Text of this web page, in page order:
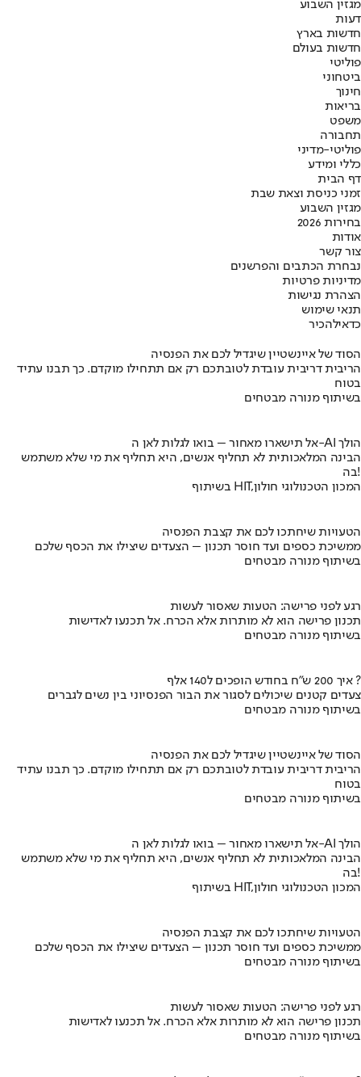
מגזין השבוע
דעות
חדשות בארץ
חדשות בעולם
פוליטי
ביטחוני
חינוך
בריאות
משפט
תחבורה
פוליטי-מדיני
כללי ומידע
דף הבית
זמני כניסת וצאת שבת
מגזין השבוע
בחירות 2026
אודות
צור קשר
נבחרת הכתבים והפרשנים
מדיניות פרטיות
הצהרת נגישות
תנאי שימוש
כדאילהכיר
הסוד של איינשטיין שיגדיל לכם את הפנסיה
הריבית דריבית עובדת לטובתכם רק אם תתחילו מוקדם. כך תבנו עתיד
בטוח
בשיתוף מנורה מבטחים
אל תישארו מאחור – בואו לגלות לאן ה-AI הולך
הבינה המלאכותית לא תחליף אנשים, היא תחליף את מי שלא משתמש
בה!
בשיתוף HIT,המכון הטכנולוגי חולון
הטעויות שיחתכו לכם את קצבת הפנסיה
ממשיכת כספים ועד חוסר תכנון – הצעדים שיצילו את הכסף שלכם
בשיתוף מנורה מבטחים
רגע לפני פרישה: הטעות שאסור לעשות
תכנון פרישה הוא לא מותרות אלא הכרח. אל תכנעו לאדישות
בשיתוף מנורה מבטחים
איך 200 ש"ח בחודש הופכים ל140 אלף ?
צעדים קטנים שיכולים לסגור את הבור הפנסיוני בין נשים לגברים
בשיתוף מנורה מבטחים
הסוד של איינשטיין שיגדיל לכם את הפנסיה
הריבית דריבית עובדת לטובתכם רק אם תתחילו מוקדם. כך תבנו עתיד
בטוח
בשיתוף מנורה מבטחים
אל תישארו מאחור – בואו לגלות לאן ה-AI הולך
הבינה המלאכותית לא תחליף אנשים, היא תחליף את מי שלא משתמש
בה!
בשיתוף HIT,המכון הטכנולוגי חולון
הטעויות שיחתכו לכם את קצבת הפנסיה
ממשיכת כספים ועד חוסר תכנון – הצעדים שיצילו את הכסף שלכם
בשיתוף מנורה מבטחים
רגע לפני פרישה: הטעות שאסור לעשות
תכנון פרישה הוא לא מותרות אלא הכרח. אל תכנעו לאדישות
בשיתוף מנורה מבטחים